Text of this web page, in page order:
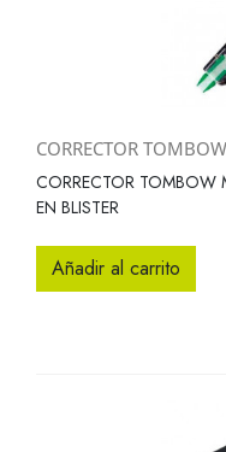
CORRECTOR
CORRECTOR
EN BLISTER
Añadir al carrito